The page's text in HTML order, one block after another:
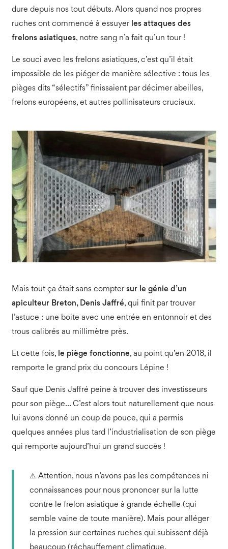
dure depuis nos tout débuts. Alors quand nos propres
ruches ont commencé à essuyer les attaques des
frelons asiatiques, notre sang n’a fait qu’un tour !
Le souci avec les frelons asiatiques, c’est qu’il était
impossible de les piéger de manière sélective : tous les
pièges dits “sélectifs” finissaient par décimer abeilles,
frelons européens, et autres pollinisateurs cruciaux.
Mais tout ça était sans compter sur le génie d’un
apiculteur Breton, Denis Jaffré, qui finit par trouver
l’astuce : une boite avec une entrée en entonnoir et des
trous calibrés au millimètre près.
Et cette fois, le piège fonctionne, au point qu’en 2018, il
remporte le grand prix du concours Lépine !
Sauf que Denis Jaffré peine à trouver des investisseurs
pour son piège… C’est alors tout naturellement que nous
lui avons donné un coup de pouce, qui a permis
quelques années plus tard l’industrialisation de son piège
qui remporte aujourd’hui un grand succès!
⚠ Attention, nous n’avons pas les compétences ni
connaissances pour nous prononcer sur la lutte
contre le frelon asiatique à grande échelle (qui
semble vaine de toute manière). Mais pour alléger
la pression sur certaines ruches qui subissent déjà